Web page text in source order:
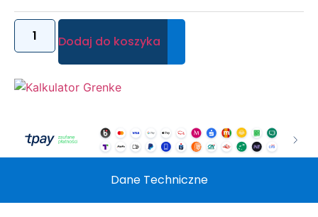
Dodaj do koszyka
Dane Techniczne